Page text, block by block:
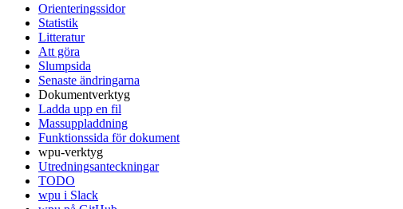
Orienteringssidor
Statistik
Litteratur
Att göra
Slumpsida
Senaste ändringarna
Dokumentverktyg
Ladda upp en fil
Massuppladdning
Funktionssida för dokument
wpu-verktyg
Utredningsanteckningar
TODO
wpu i Slack